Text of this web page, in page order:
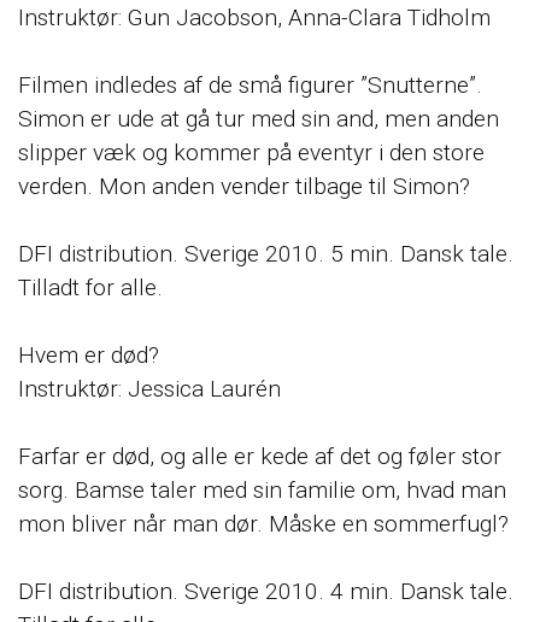
Instruktør: Gun Jacobson, Anna-Clara Tidholm
Filmen indledes af de små figurer ”Snutterne”.
Simon er ude at gå tur med sin and, men anden
slipper væk og kommer på eventyr i den store
verden. Mon anden vender tilbage til Simon?
DFI distribution. Sverige 2010. 5 min. Dansk tale.
Tilladt for alle.
Hvem er død?
Instruktør: Jessica Laurén
Farfar er død, og alle er kede af det og føler stor
sorg. Bamse taler med sin familie om, hvad man
mon bliver når man dør. Måske en sommerfugl?
DFI distribution. Sverige 2010. 4 min. Dansk tale.